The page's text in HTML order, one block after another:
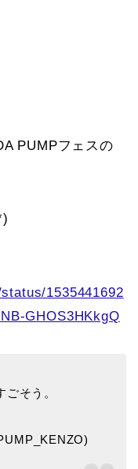
PUMPフェスの
1535441692
GHOS3HKkgQ
そう。